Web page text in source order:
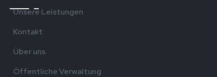
Unsere Leistungen
Kontakt
Über uns
Öffentliche Verwaltung